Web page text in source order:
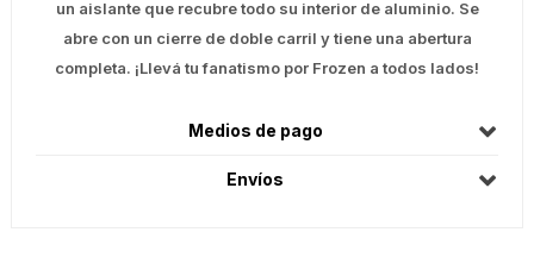
un aislante que recubre todo su interior de aluminio. Se
abre con un cierre de doble carril y tiene una abertura
completa. ¡Llevá tu fanatismo por Frozen a todos lados!
Medios de pago
Envíos